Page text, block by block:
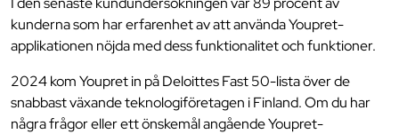
kunderna som har erfarenhet av att använda Youpret-
applikationen nöjda med dess funktionalitet och funktioner.
2024 kom Youpret in på Deloittes Fast 50-lista över de
snabbast växande teknologiföretagen i Finland. Om du har
några frågor eller ett önskemål angående Youpret-